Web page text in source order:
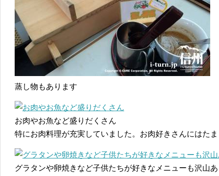
蒸し物もあります
お肉やお魚など盛りだくさん
特にお肉料理が充実していました。お肉好きさんにはた
グラタンや卵焼きなど子供たちが好きなメニューも沢山